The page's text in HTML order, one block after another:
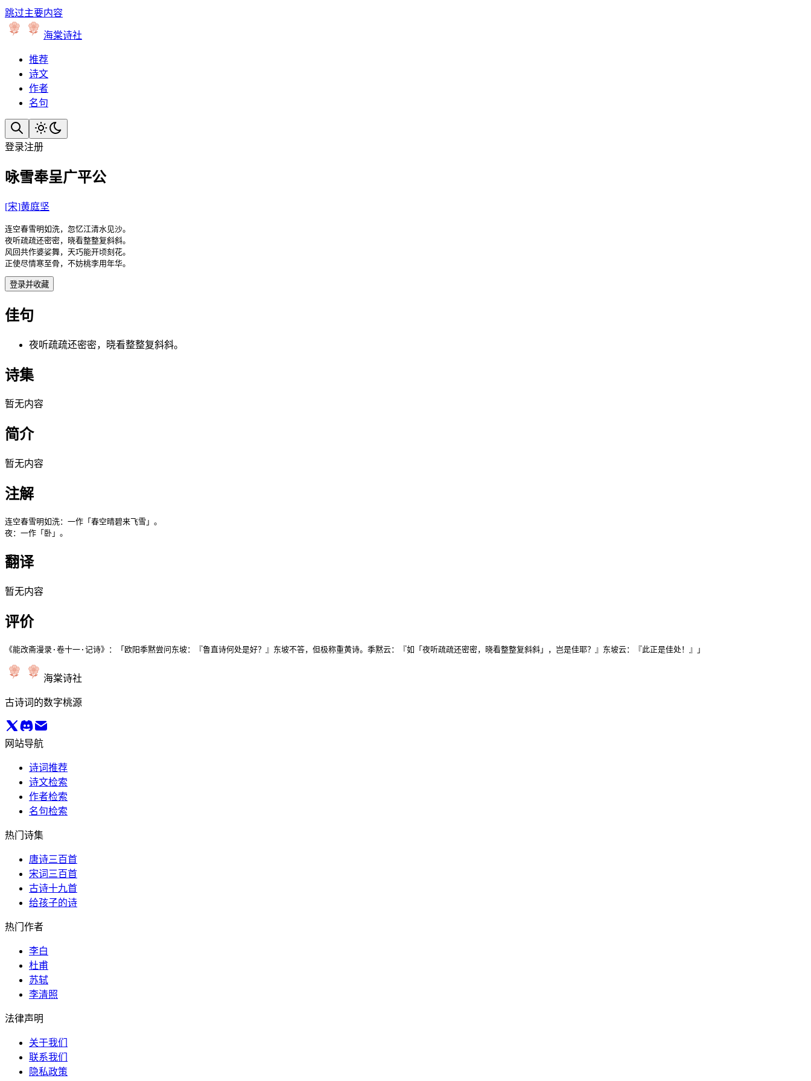
跳过主要内容
海棠诗社
推荐
诗文
作者
名句
登录注册
咏雪奉呈广平公
[宋]黄庭坚
连空春雪明如洗，忽忆江清水见沙。
夜听疏疏还密密，晓看整整复斜斜。
风回共作婆娑舞，天巧能开顷刻花。
正使尽情寒至骨，不妨桃李用年华。
登录并收藏
佳句
夜听疏疏还密密，晓看整整复斜斜。
诗集
暂无内容
简介
暂无内容
注解
连空春雪明如洗：一作「春空晴碧来飞雪」。
夜：一作「卧」。
翻译
暂无内容
评价
《能改斋漫录·卷十一·记诗》：「欧阳季黙尝问东坡：『鲁直诗何处是好？』东坡不答，但极称重黄诗。季黙云：『如「夜听疏疏还密密，晓看整整复斜斜」，岂是佳耶？』东坡云：『此正是佳处！』」
海棠诗社
古诗词的数字桃源
网站导航
诗词推荐
诗文检索
作者检索
名句检索
热门诗集
唐诗三百首
宋词三百首
古诗十九首
给孩子的诗
热门作者
李白
杜甫
苏轼
李清照
法律声明
关于我们
联系我们
隐私政策